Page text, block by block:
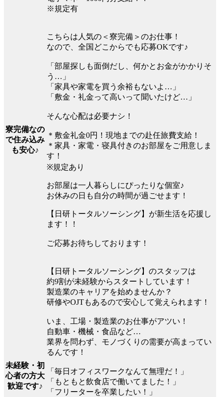
※規定有
寮完備なの
で住み込み
も安心♪
こちらは人気の＜寮完備＞のお仕事！
なので、全国どこからでも応募OKです♪
「部屋探しも面倒だし、何かとお金がかかりそ
う…」
「家具や家電を買う余裕もないよ…」
「敷金・礼金って高いって聞いたけど…」
そんな心配は必要ナシ！
＊敷金礼金0円！現地までの赴任旅費支給！
＊家具・家電・寝具付きのお部屋をご用意しま
す！
※規定あり
お部屋は一人暮らしにぴったりな個室♪
お休みの日も自分の時間が過ごせます！
【日研トータルソーシング】が新生活を応援し
ます！！
ご応募お待ちしております！
未経験・初
心者の方大
歓迎です♪
【日研トータルソーシング】のスタッフは
約9割が未経験からスタートしています！
製造業のキャリアを始めませんか？
研修やOJTもあるので安心して覚えられます！
いま、工場・製造業のお仕事がアツい！
自動車・機械・食品など…
業界を問わず、モノづくりの需要が高まってい
るんです！
「毎日オフィスワークなんて無理だ！」
「もともと飲食店で働いてました！」
「フリーターを卒業したい！」